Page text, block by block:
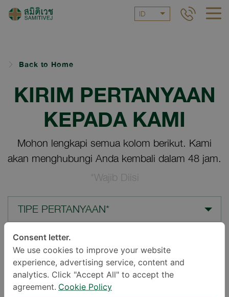
ID
Back to Home
KIRIM PERTANYAAN
KEPADA KAMI
Mohon lengkapi semua kolom berikut. Kami
akan menghubungi Anda kembali dalam 48 jam.
*Wajib Diisi
TIPE PERTANYAAN*
LOKASI*
PERTANYAAN ANDA*
Consent letter.
We use cookies to improve your website
experience, advertising service, content and
analytics. Click "Accept All" to accept the
agreement. Cookie Policy